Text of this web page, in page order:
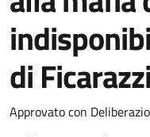
di Ficarazzi
Dettagli del
Approvato con